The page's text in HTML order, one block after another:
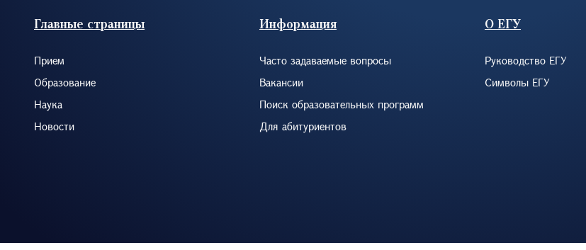
Footer (RUS)
Главные страницы
Прием
Образование
Наука
Новости
Информация
Часто задаваемые вопросы
Вакансии
Поиск образовательных программ
Для абитуриентов
О ЕГУ
Руководство ЕГУ
Символы ЕГУ